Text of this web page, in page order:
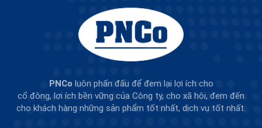
PNCo luôn phấn đấu để đem lại lợi ích cho
cổ đông, lợi ích bền vững của Công ty, cho xã hội, đem đến
cho khách hàng những sản phẩm tốt nhất, dịch vụ tốt nhất.